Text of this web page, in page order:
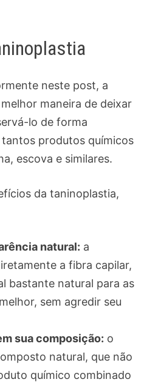
neste post, a
maneira de deixar
lo de forma
tantos produtos químicos
escova e similares.
da taninoplastia,
natural: a
a fibra capilar,
bastante natural para as
sem agredir seu
sua composição: o
natural, que não
químico combinado